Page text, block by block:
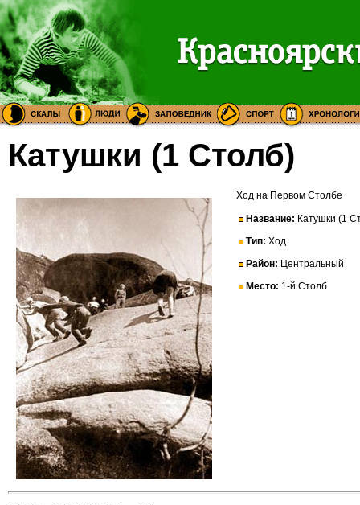
Катушки (1 Столб)
Ход на Первом Столбе
Название: Катушки (1
Тип: Ход
Район: Центральный
Место: 1-й Столб